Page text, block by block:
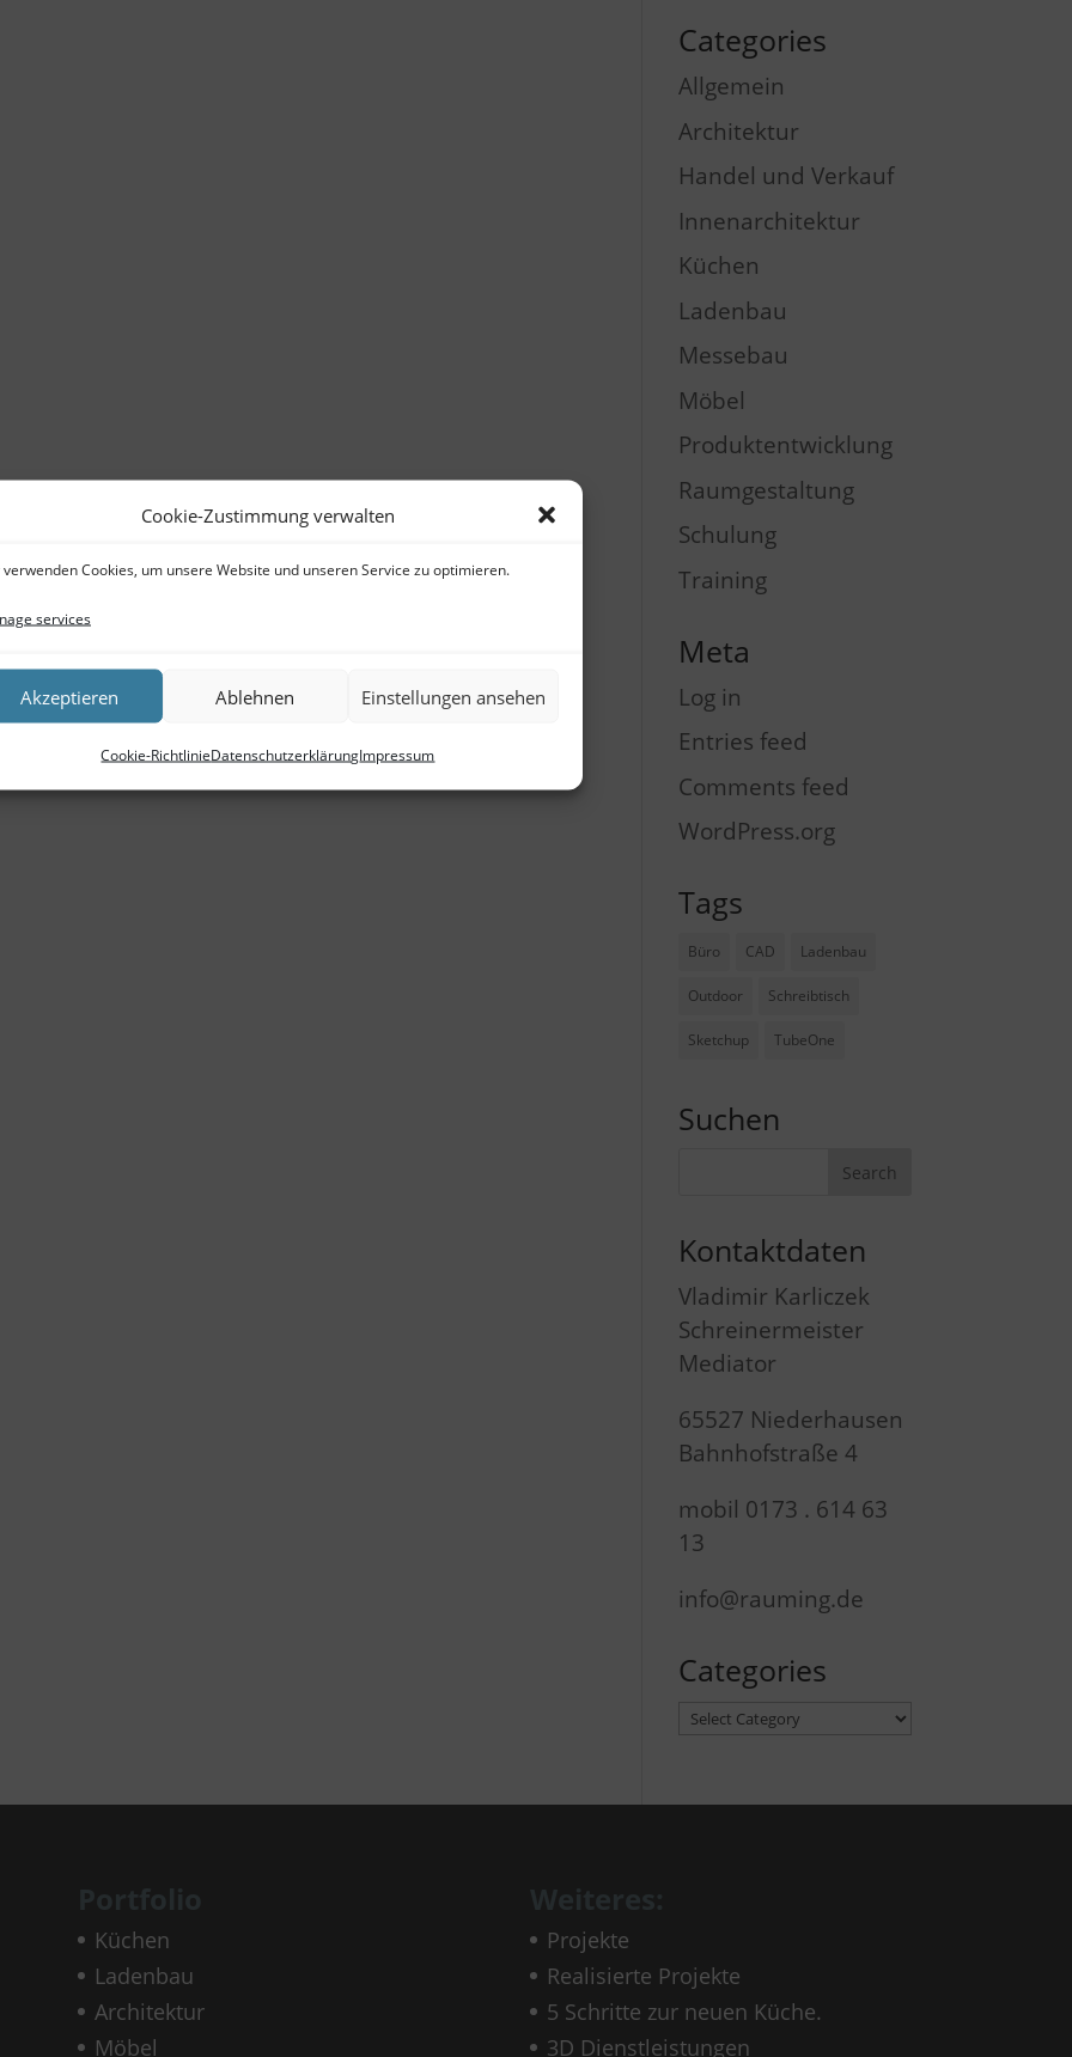
Cookie-Zustimmung verwalten
verwenden Cookies, um unsere Website und unseren Service zu optimieren.
services
Akzeptieren Ablehnen Einstellungen ansehen
Cookie-RichtlinieDatenschutzerklärungImpressum
Categories
Allgemein
Architektur
Handel und Verkauf
Innenarchitektur
Küchen
Ladenbau
Messebau
Möbel
Produktentwicklung
Raumgestaltung
Schulung
Training
Meta
Log in
Entries feed
Comments feed
WordPress.org
Tags
Büro CAD Ladenbau
Outdoor Schreibtisch
Sketchup TubeOne
Suchen
Kontaktdaten
Vladimir Karliczek
Schreinermeister
Mediator
65527 Niederhausen
Bahnhofstraße 4
mobil 0173 . 614 63
13
info@rauming.de
Categories
Categories
Küchen
Ladenbau
Architektur
Möbel
Projekte
Realisierte Projekte
5 Schritte zur neuen Küche.
3D Dienstleistungen